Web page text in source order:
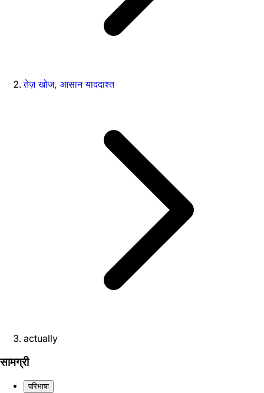
तेज़ खोज, आसान याददाश्त
actually
सामग्री
परिभाषा